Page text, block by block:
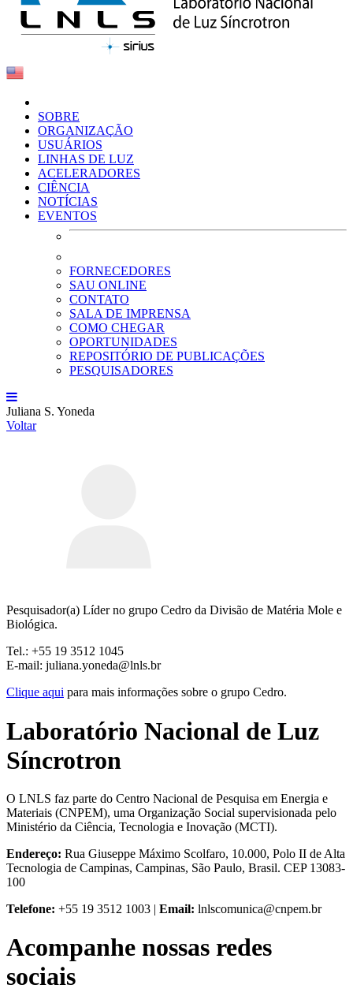
SOBRE
ORGANIZAÇÃO
USUÁRIOS
LINHAS DE LUZ
ACELERADORES
CIÊNCIA
NOTÍCIAS
EVENTOS
FORNECEDORES
SAU ONLINE
CONTATO
SALA DE IMPRENSA
COMO CHEGAR
OPORTUNIDADES
REPOSITÓRIO DE PUBLICAÇÕES
PESQUISADORES
Juliana S. Yoneda
Voltar
Pesquisador(a) Líder no grupo Cedro da Divisão de Matéria Mole e
Biológica.
Tel.: +55 19 3512 1045
E-mail: juliana.yoneda@lnls.br
Clique aqui para mais informações sobre o grupo Cedro.
Laboratório Nacional de Luz
Síncrotron
O LNLS faz parte do Centro Nacional de Pesquisa em Energia e
Materiais (CNPEM), uma Organização Social supervisionada pelo
Ministério da Ciência, Tecnologia e Inovação (MCTI).
Endereço: Rua Giuseppe Máximo Scolfaro, 10.000, Polo II de Alta
Tecnologia de Campinas, Campinas, São Paulo, Brasil. CEP 13083-
100
Telefone: +55 19 3512 1003 | Email: lnlscomunica@cnpem.br
Acompanhe nossas redes
sociais